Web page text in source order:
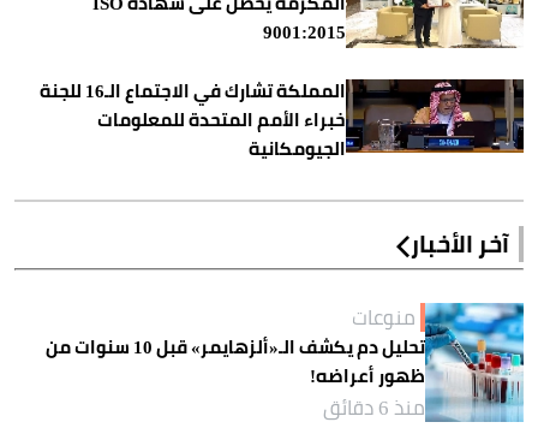
9001:2015
المملكة تشارك في الاجتماع الـ16 للجنة
خبراء الأمم المتحدة للمعلومات
الجيومكانية
آخر الأخبار
منوعات
تحليل دم يكشف الـ«ألزهايمر» قبل 10 سنوات من
ظهور أعراضه!
منذ 6 دقائق